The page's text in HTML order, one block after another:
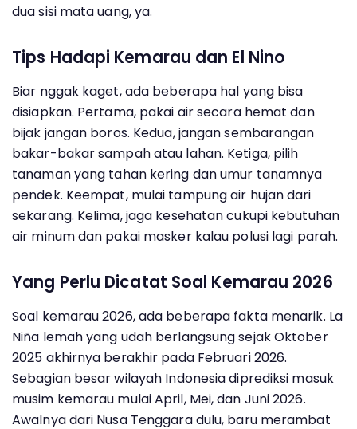
dua sisi mata uang, ya.
Tips Hadapi Kemarau dan El Nino
Biar nggak kaget, ada beberapa hal yang bisa
disiapkan. Pertama, pakai air secara hemat dan
bijak jangan boros. Kedua, jangan sembarangan
bakar-bakar sampah atau lahan. Ketiga, pilih
tanaman yang tahan kering dan umur tanamnya
pendek. Keempat, mulai tampung air hujan dari
sekarang. Kelima, jaga kesehatan cukupi kebutuhan
air minum dan pakai masker kalau polusi lagi parah.
Yang Perlu Dicatat Soal Kemarau 2026
Soal kemarau 2026, ada beberapa fakta menarik. La
Niña lemah yang udah berlangsung sejak Oktober
2025 akhirnya berakhir pada Februari 2026.
Sebagian besar wilayah Indonesia diprediksi masuk
musim kemarau mulai April, Mei, dan Juni 2026.
Awalnya dari Nusa Tenggara dulu, baru merambat